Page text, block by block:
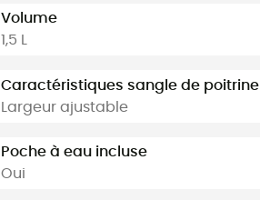
Volume
1,5 L
Caractéristiques sangle de poitrine
Largeur ajustable
Poche à eau incluse
Oui